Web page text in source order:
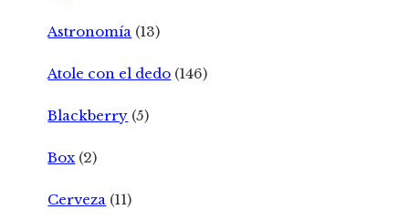
Astronomía (13)
Atole con el dedo (146)
Blackberry (5)
Box (2)
Cerveza (11)